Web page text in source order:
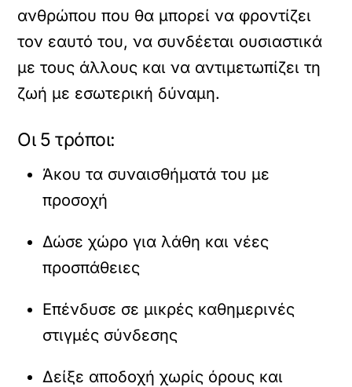
ανθρώπου που θα μπορεί να φροντίζει
τον εαυτό του, να συνδέεται ουσιαστικά
με τους άλλους και να αντιμετωπίζει τη
ζωή με εσωτερική δύναμη.
Οι 5 τρόποι:
Άκου τα συναισθήματά του με
προσοχή
Δώσε χώρο για λάθη και νέες
προσπάθειες
Επένδυσε σε μικρές καθημερινές
στιγμές σύνδεσης
Δείξε αποδοχή χωρίς όρους και